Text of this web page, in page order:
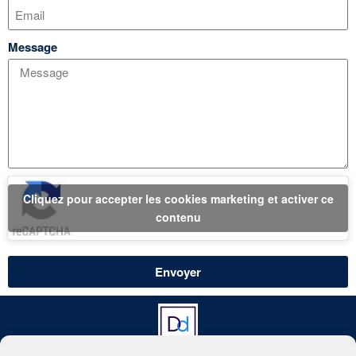
Message
Cliquez pour accepter les cookies marketing et activer ce
contenu
Envoyer